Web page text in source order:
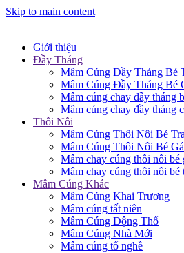
Skip to main content
Giới thiệu
Đầy Tháng
Mâm Cúng Đầy Tháng Bé
Mâm Cúng Đầy Tháng Bé
Mâm cúng chay đầy tháng
Mâm cúng chay đầy tháng
Thôi Nôi
Mâm Cúng Thôi Nôi Bé
Mâm Cúng Thôi Nôi Bé
Mâm chay cúng thôi nôi bé
Mâm chay cúng thôi nôi bé
Mâm Cúng Khác
Mâm Cúng Khai Trương
Mâm cúng tất niên
Mâm Cúng Động Thổ
Mâm Cúng Nhà Mới
Mâm cúng tổ nghề